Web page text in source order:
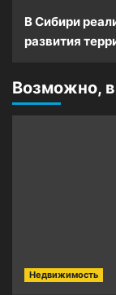
В Сибири
развития
Возможно,
Недвижимость